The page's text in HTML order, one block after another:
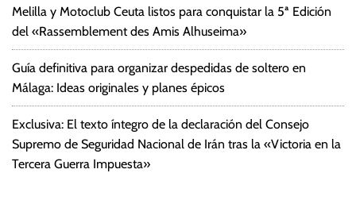
Melilla y Motoclub Ceuta listos para conquistar la 5ª Edición
del «Rassemblement des Amis Alhuseima»
Guía definitiva para organizar despedidas de soltero en
Málaga: Ideas originales y planes épicos
Exclusiva: El texto íntegro de la declaración del Consejo
Supremo de Seguridad Nacional de Irán tras la «Victoria en la
Tercera Guerra Impuesta»